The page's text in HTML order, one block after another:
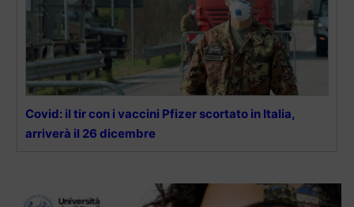
Covid: il tir con i vaccini Pfizer scortato in Italia,
arriverà il 26 dicembre